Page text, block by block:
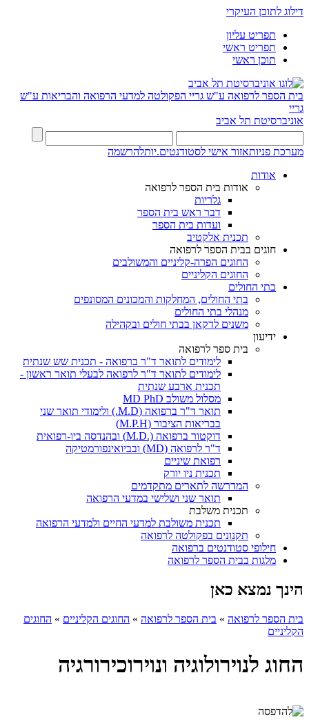
דילוג לתוכן העיקרי
תפריט עליון
תפריט ראשי
תוכן ראשי
בית הספר לרפואה ע"ש גריי הפקולטה למדעי הרפואה והבריאות ע"ש
גריי
אוניברסיטת תל אביב
מערכת פניותאזור אישי לסטודנטים.יותלהרשמה
אודות
אודות בית הספר לרפואה
גלריות
דבר ראש בית הספר
ועדות בית הספר
תכנית אלקטיב
חוגים בבית הספר לרפואה
החוגים הפרה-קליניים והמשולבים
החוגים הקליניים
בתי החולים
בתי החולים, המחלקות והמכונים המסונפים
מנהלי בתי החולים
משנים לדקאן בבתי חולים ובקהילה
ידיעון
בית ספר לרפואה
לימודים לתואר ד"ר ברפואה - תכנית שש שנתית
לימודים לתואר ד"ר לרפואה לבעלי תואר ראשון -
תכנית ארבע שנתית
מסלול משולב MD PhD
תואר ד"ר ברפואה (M.D.) ולימודי תואר שני
בבריאות הציבור (M.P.H)
דוקטור ברפואה (.M.D) ובהנדסה ביו-רפואית
ד"ר לרפואה (MD) ובביואינפורמטיקה
רפואת שיניים
תכנית ניו יורק
המדרשה לתארים מתקדמים
תואר שני ושלישי במדעי הרפואה
תכנית משלבת
תכנית משולבת למדעי החיים ולמדעי הרפואה
תקנונים בפקולטה לרפואה
חילופי סטודנטים ברפואה
מלגות בבית הספר לרפואה
הינך נמצא כאן
בית הספר לרפואה » בית הספר לרפואה » החוגים הקליניים » החוגים
הקליניים
החוג לנוירולוגיה ונוירוכירורגיה